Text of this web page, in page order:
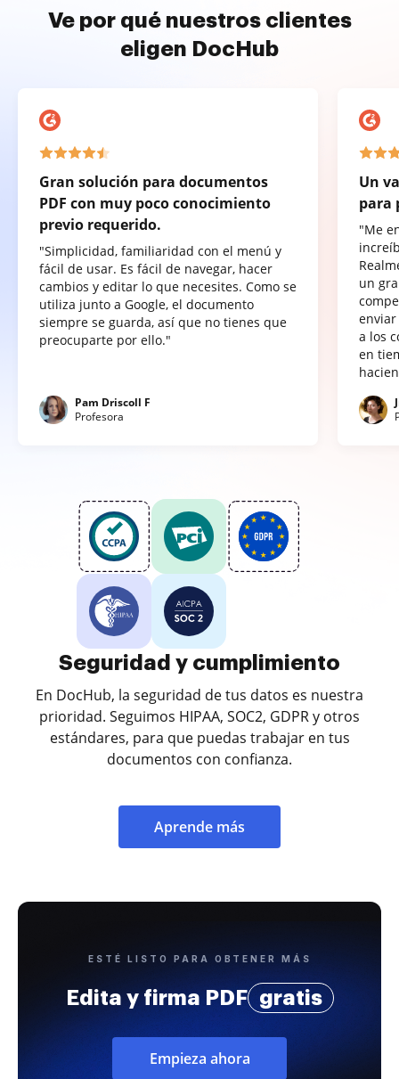
Ve por qué nuestros clientes
eligen DocHub
Gran solución para documentos
PDF con muy poco conocimiento
previo requerido.
"Simplicidad, familiaridad con el menú y
fácil de usar. Es fácil de navegar, hacer
cambios y editar lo que necesites. Como se
utiliza junto a Google, el documento
siempre se guarda, así que no tienes que
preocuparte por ello."
Pam Driscoll F
Profesora
Un
para
"Me
un
a los
en
Seguridad y cumplimiento
En DocHub, la seguridad de tus datos es nuestra
prioridad. Seguimos HIPAA, SOC2, GDPR y otros
estándares, para que puedas trabajar en tus
documentos con confianza.
Aprende más
ESTÉ LISTO PARA OBTENER MÁS
Edita y firma PDF gratis
Empieza ahora